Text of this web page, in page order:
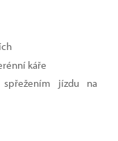
káře
jízdu na